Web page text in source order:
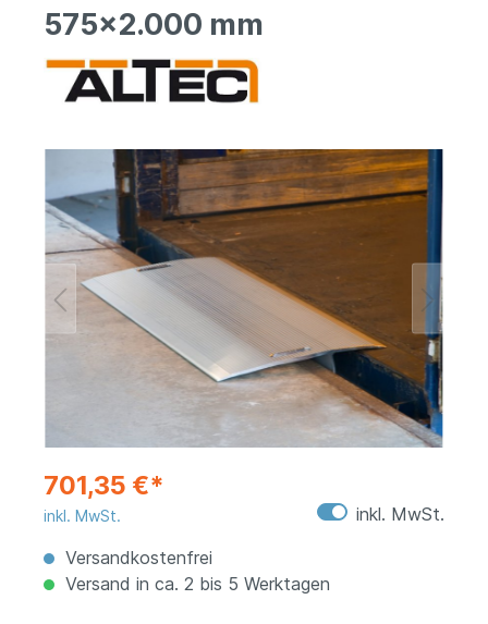
575x2.000 mm
701,35 €*
inkl. MwSt.
inkl. MwSt.
Versandkostenfrei
Versand in ca. 2 bis 5 Werktagen